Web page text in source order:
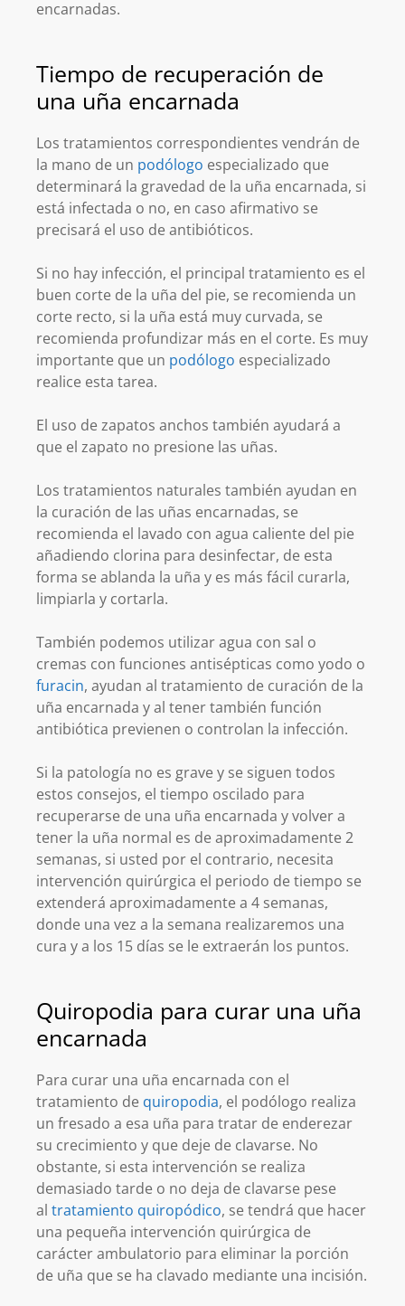
encarnadas.
Tiempo de recuperación de
una uña encarnada
Los tratamientos correspondientes vendrán de
la mano de un podólogo especializado que
determinará la gravedad de la uña encarnada, si
está infectada o no, en caso afirmativo se
precisará el uso de antibióticos.
Si no hay infección, el principal tratamiento es el
buen corte de la uña del pie, se recomienda un
corte recto, si la uña está muy curvada, se
recomienda profundizar más en el corte. Es muy
importante que un podólogo especializado
realice esta tarea.
El uso de zapatos anchos también ayudará a
que el zapato no presione las uñas.
Los tratamientos naturales también ayudan en
la curación de las uñas encarnadas, se
recomienda el lavado con agua caliente del pie
añadiendo clorina para desinfectar, de esta
forma se ablanda la uña y es más fácil curarla,
limpiarla y cortarla.
También podemos utilizar agua con sal o
cremas con funciones antisépticas como yodo o
furacin, ayudan al tratamiento de curación de la
uña encarnada y al tener también función
antibiótica previenen o controlan la infección.
Si la patología no es grave y se siguen todos
estos consejos, el tiempo oscilado para
recuperarse de una uña encarnada y volver a
tener la uña normal es de aproximadamente 2
semanas, si usted por el contrario, necesita
intervención quirúrgica el periodo de tiempo se
extenderá aproximadamente a 4 semanas,
donde una vez a la semana realizaremos una
cura y a los 15 días se le extraerán los puntos.
Quiropodia para curar una uña
encarnada
Para curar una uña encarnada con el
tratamiento de quiropodia, el podólogo realiza
un fresado a esa uña para tratar de enderezar
su crecimiento y que deje de clavarse. No
obstante, si esta intervención se realiza
demasiado tarde o no deja de clavarse pese
al tratamiento quiropódico, se tendrá que hacer
una pequeña intervención quirúrgica de
carácter ambulatorio para eliminar la porción
de uña que se ha clavado mediante una incisión.